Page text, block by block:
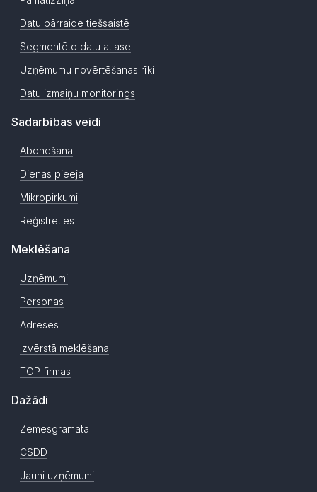
Datu pārraide tiešsaistē
Segmentēto datu atlase
Uzņēmumu novērtēšanas rīki
Datu izmaiņu monitorings
Sadarbības veidi
Abonēšana
Dienas pieeja
Mikropirkumi
Reģistrēties
Meklēšana
Uzņēmumi
Personas
Adreses
Izvērstā meklēšana
TOP firmas
Dažādi
Zemesgrāmata
CSDD
Jauni uzņēmumi